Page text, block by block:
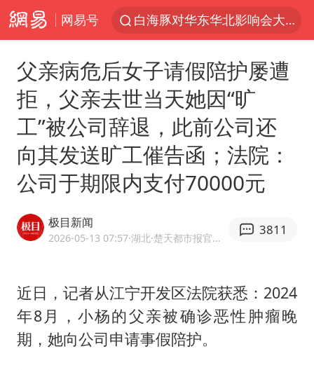
网易号
白海豚对华东华北影响会大于巴威
《披荆斩棘2026》阵容官宣
白海豚北上或致京津冀暴雨
新疆一婚礼线上邀请引热议
《龙餐馆》 冲奖
刘嘉玲晒与周星驰合照
父亲病危后女子请假陪护屡遭
拒，父亲去世当天她因“旷
工”被公司辞退，此前公司还
向其发送旷工催告函；法院：
公司于期限内支付70000元
极目新闻
2026-05-13 07:57·湖北 ·楚天都市报官方网易号
3811
近日，记者从江宁开发区法院获悉：2024
年8月，小杨的父亲被确诊恶性肿瘤晚
期，她向公司申请事假陪护。